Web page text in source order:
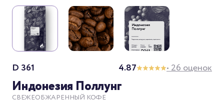
Индонезия Поллунг
СВЕЖЕОБЖАРЕННЫЙ КОФЕ
D 361 4.87 • 26 оценок